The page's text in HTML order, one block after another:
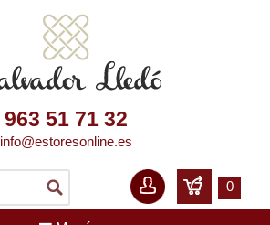
963 51 71 32
info@estoresonline.es
0